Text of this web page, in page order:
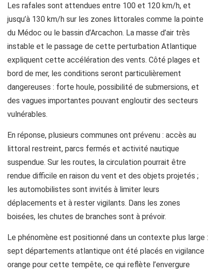
Les rafales sont attendues entre 100 et 120 km/h, et
jusqu’à 130 km/h sur les zones littorales comme la pointe
du Médoc ou le bassin d’Arcachon. La masse d’air très
instable et le passage de cette perturbation Atlantique
expliquent cette accélération des vents. Côté plages et
bord de mer, les conditions seront particulièrement
dangereuses : forte houle, possibilité de submersions, et
des vagues importantes pouvant engloutir des secteurs
vulnérables.
En réponse, plusieurs communes ont prévenu : accès au
littoral restreint, parcs fermés et activité nautique
suspendue. Sur les routes, la circulation pourrait être
rendue difficile en raison du vent et des objets projetés ;
les automobilistes sont invités à limiter leurs
déplacements et à rester vigilants. Dans les zones
boisées, les chutes de branches sont à prévoir.
Le phénomène est positionné dans un contexte plus large :
sept départements atlantique ont été placés en vigilance
orange pour cette tempête, ce qui reflète l’envergure